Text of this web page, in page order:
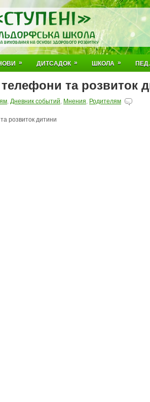
» ДИТСАДОК » ШКОЛА »
телефони та розвиток
, Дневник событий, Мнения, Родителям
розвиток дитини